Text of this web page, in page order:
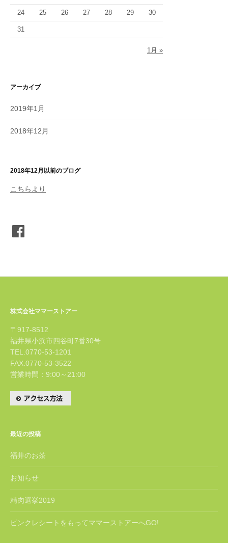
1月 »
24 25 26 27 28 29 30
31
アーカイブ
2019年1月
2018年12月
2018年12月以前のブログ
こちらより
Facebook
株式会社ママーストアー
〒917-8512
福井県小浜市四谷町7番30号
TEL.0770-53-1201
FAX.0770-53-3522
営業時間：9:00～21:00
最近の投稿
福井のお茶
お知らせ
精肉選挙2019
ピンクレシートをもってママーストアーへGO!